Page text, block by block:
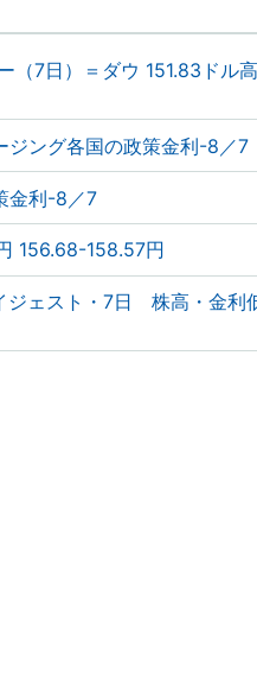
（7日）＝ダウ 151.83ドル
ジング各国の政策金利-8／7
金利-8／7
156.68-158.57円
ジェスト・7日 株高・金利